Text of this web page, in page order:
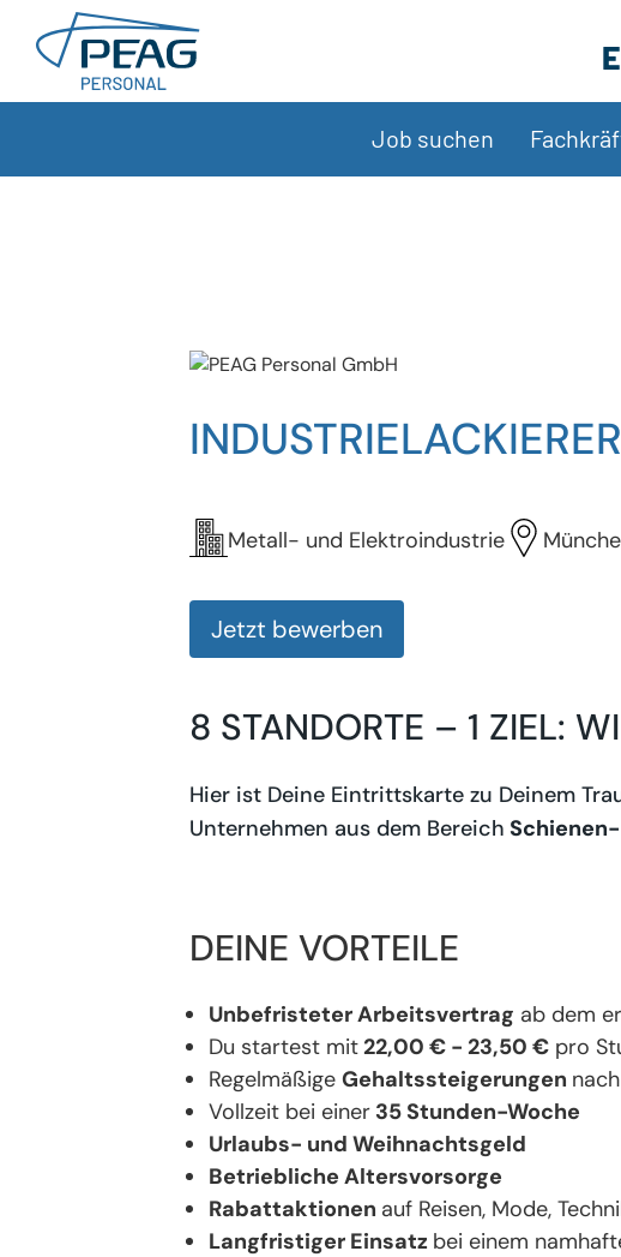
Direkt zu den Inhalten springen
Job suchen
Metall- und Elektroindustrie
Jetzt bewerben
8 STANDORTE – 1 ZIEL:
Hier ist Deine Eintrittskarte zu Deinem
Unternehmen aus dem Bereich
DEINE VORTEILE
Unbefristeter Arbeitsvertrag ab dem
Du startest mit22,00 € - 23,50 € pro
Regelmäßige Gehaltssteigerungen
Vollzeit bei einer 35 Stunden-Woche
Urlaubs- und Weihnachtsgeld
Betriebliche Altersvorsorge
Rabattaktionen auf Reisen, Mode,
Langfristiger Einsatz bei einem